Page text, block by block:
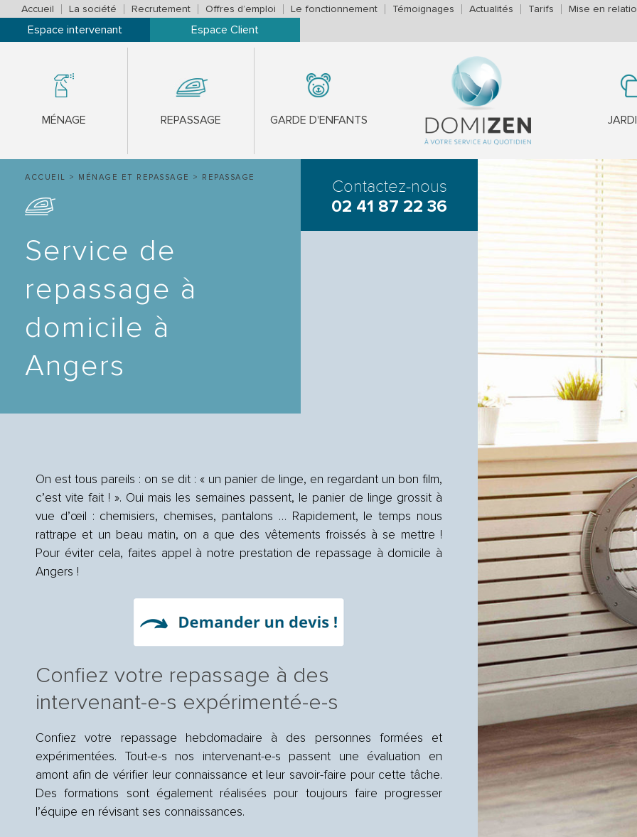
Accueil La société Recrutement Offres d’emploi Le fonctionnement Témoignages Actualités Tarifs Mise en
Espace intervenant Espace Client
MÉNAGE REPASSAGE GARDE D'ENFANTS
ACCUEIL > MÉNAGE ET REPASSAGE > REPASSAGE
Service de
repassage à
domicile à
Angers
Contactez-nous
02 41 87 22 36
On est tous pareils : on se dit : « un panier de linge, en regardant un bon film,
c’est vite fait ! ». Oui mais les semaines passent, le panier de linge grossit à
vue d’œil : chemisiers, chemises, pantalons … Rapidement, le temps nous
rattrape et un beau matin, on a que des vêtements froissés à se mettre !
Pour éviter cela, faites appel à notre prestation de repassage à domicile à
Angers !
Confiez votre repassage à des
intervenant-e-s expérimenté-e-s
Confiez votre repassage hebdomadaire à des personnes formées et
expérimentées. Tout-e-s nos intervenant-e-s passent une évaluation en
amont afin de vérifier leur connaissance et leur savoir-faire pour cette tâche.
Des formations sont également réalisées pour toujours faire progresser
l’équipe en révisant ses connaissances.